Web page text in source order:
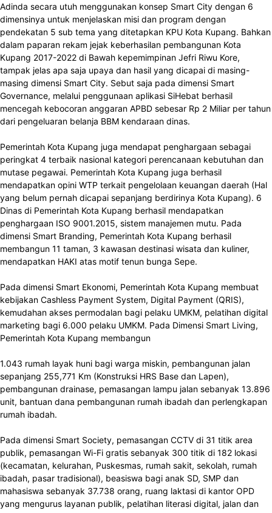
Adinda secara utuh menggunakan konsep Smart City dengan 6
dimensinya untuk menjelaskan misi dan program dengan
pendekatan 5 sub tema yang ditetapkan KPU Kota Kupang. Bahkan
dalam paparan rekam jejak keberhasilan pembangunan Kota
Kupang 2017-2022 di Bawah kepemimpinan Jefri Riwu Kore,
tampak jelas apa saja upaya dan hasil yang dicapai di masing-
masing dimensi Smart City. Sebut saja pada dimensi Smart
Governance, melalui penggunaan aplikasi SiHebat berhasil
mencegah kebocoran anggaran APBD sebesar Rp 2 Miliar per tahun
dari pengeluaran belanja BBM kendaraan dinas.
Pemerintah Kota Kupang juga mendapat penghargaan sebagai
peringkat 4 terbaik nasional kategori perencanaan kebutuhan dan
mutase pegawai. Pemerintah Kota Kupang juga berhasil
mendapatkan opini WTP terkait pengelolaan keuangan daerah (Hal
yang belum pernah dicapai sepanjang berdirinya Kota Kupang). 6
Dinas di Pemerintah Kota Kupang berhasil mendapatkan
penghargaan ISO 9001.2015, sistem manajemen mutu. Pada
dimensi Smart Branding, Pemerintah Kota Kupang berhasil
membangun 11 taman, 3 kawasan destinasi wisata dan kuliner,
mendapatkan HAKI atas motif tenun bunga Sepe.
Pada dimensi Smart Ekonomi, Pemerintah Kota Kupang membuat
kebijakan Cashless Payment System, Digital Payment (QRIS),
kemudahan akses permodalan bagi pelaku UMKM, pelatihan digital
marketing bagi 6.000 pelaku UMKM. Pada Dimensi Smart Living,
Pemerintah Kota Kupang membangun
1.043 rumah layak huni bagi warga miskin, pembangunan jalan
sepanjang 255,771 Km (Konstruksi HRS Base dan Lapen),
pembangunan drainase, pemasangan lampu jalan sebanyak 13.896
unit, bantuan dana pembangunan rumah ibadah dan perlengkapan
rumah ibadah.
Pada dimensi Smart Society, pemasangan CCTV di 31 titik area
publik, pemasangan Wi-Fi gratis sebanyak 300 titik di 182 lokasi
(kecamatan, kelurahan, Puskesmas, rumah sakit, sekolah, rumah
ibadah, pasar tradisional), beasiswa bagi anak SD, SMP dan
mahasiswa sebanyak 37.738 orang, ruang laktasi di kantor OPD
yang mengurus layanan publik, pelatihan literasi digital, jalan dan